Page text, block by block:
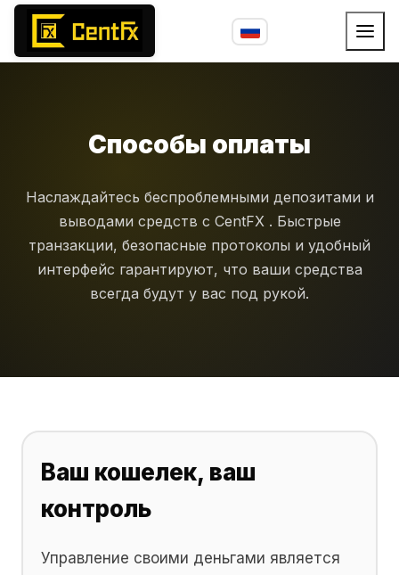
Способы оплаты
Наслаждайтесь беспроблемными депозитами и
выводами средств с CentFX . Быстрые
транзакции, безопасные протоколы и удобный
интерфейс гарантируют, что ваши средства
всегда будут у вас под рукой.
Ваш кошелек, ваш
контроль
Управление своими деньгами является